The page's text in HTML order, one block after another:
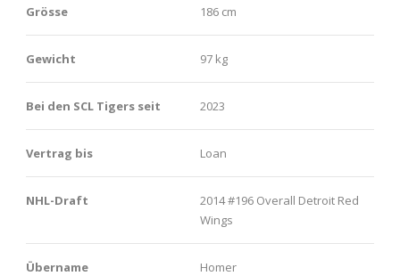
Grösse 186 cm
Gewicht 97 kg
Bei den SCL Tigers seit 2023
Vertrag bis Loan
NHL-Draft
2014 #196 Overall Detroit Red
Wings
Übername Homer